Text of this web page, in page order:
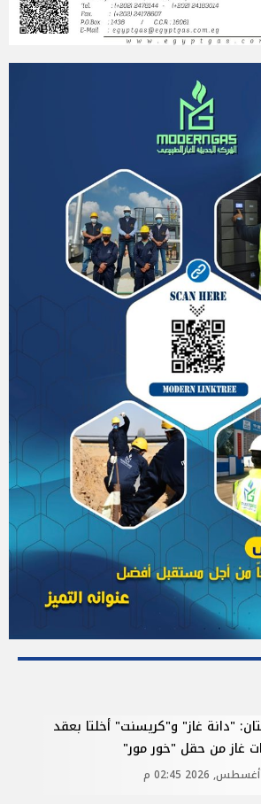
"دانة غاز" و"كريسنت" أخلتا بعقد
غاز من حقل "خور مور"